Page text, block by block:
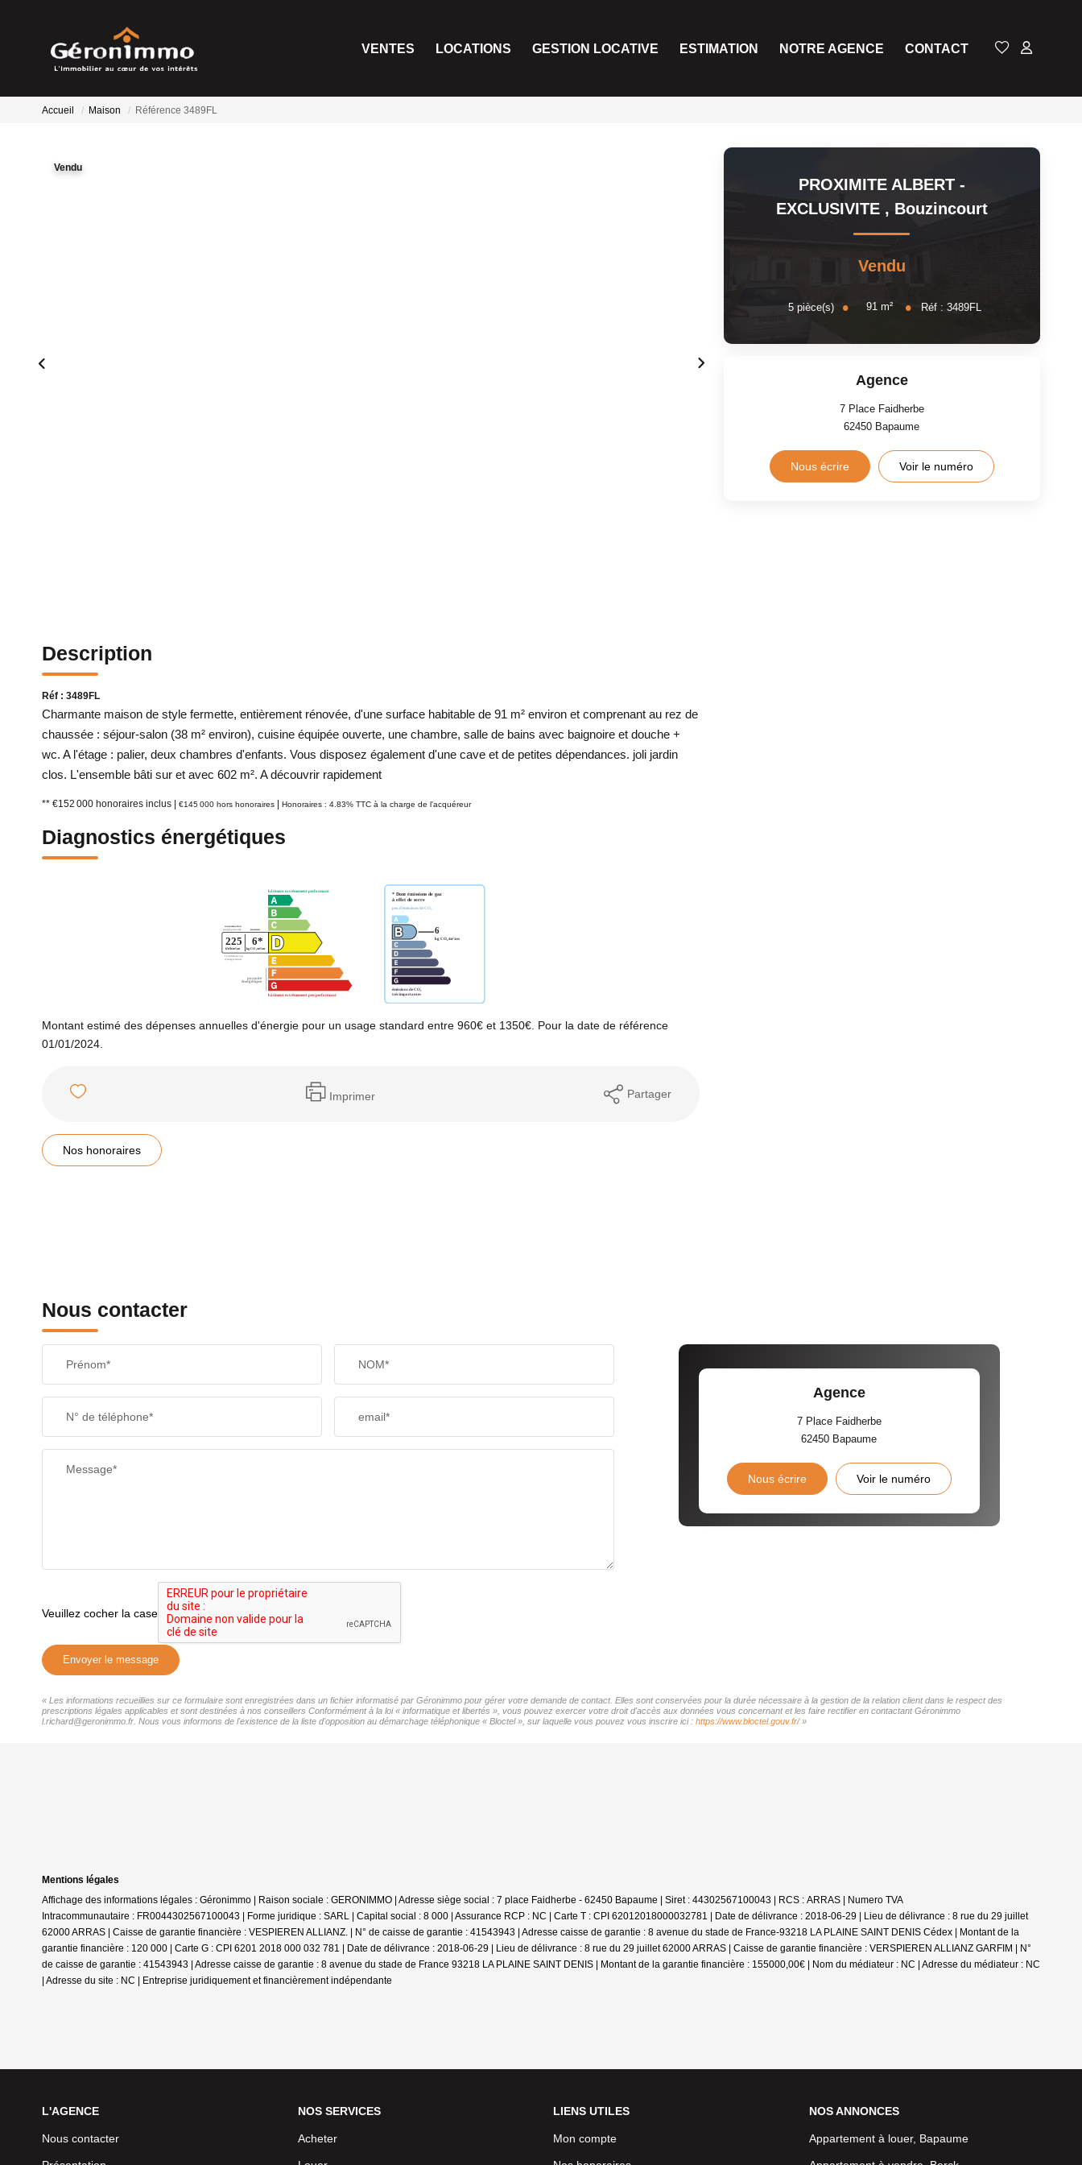
VENTES LOCATIONS GESTION LOCATIVE ESTIMATION NOTRE AGENCE CONTACT
Accueil Maison Référence 3489FL
Vendu
Description
Réf : 3489FL
Charmante maison de style fermette, entièrement rénovée, d'une surface habitable de 91 m² environ et comprenant au rez de
chaussée : séjour-salon (38 m² environ), cuisine équipée ouverte, une chambre, salle de bains avec baignoire et douche +
wc. A l'étage : palier, deux chambres d'enfants. Vous disposez également d'une cave et de petites dépendances. joli jardin
clos. L'ensemble bâti sur et avec 602 m². A découvrir rapidement
** €152 000 honoraires inclus €145 000 hors honoraires Honoraires : 4.83% TTC à la charge de l'acquéreur
Diagnostics énergétiques
Montant estimé des dépenses annuelles d'énergie pour un usage standard entre 960€ et 1350€. Pour la date de référence
01/01/2024.
Imprimer Partager
Nos honoraires
PROXIMITE ALBERT -
EXCLUSIVITE , Bouzincourt
Vendu
5pièce(s) 91m² Réf :3489FL
Agence
7 Place Faidherbe
62450 Bapaume
Nous écrire Voir le numéro
Nous contacter
Prénom* NOM*
N° de téléphone* email*
Message*
Veuillez cocher la case
Envoyer le message
Agence
7 Place Faidherbe
62450 Bapaume
Nous écrire Voir le numéro
« Les informations recueillies sur ce formulaire sont enregistrées dans un fichier informatisé par Géronimmo pour gérer votre demande de contact. Elles sont conservées pour la durée nécessaire à la gestion de la relation client dans le respect des
prescriptions légales applicables et sont destinées à nos conseillers Conformément à la loi « informatique et libertés », vous pouvez exercer votre droit d'accès aux données vous concernant et les faire rectifier en contactant Géronimmo
l.richard@geronimmo.fr. Nous vous informons de l'existence de la liste d'opposition au démarchage téléphonique « Bloctel », sur laquelle vous pouvez vous inscrire ici : https://www.bloctel.gouv.fr/»
Mentions légales
Affichage des informations légales : Géronimmo | Raison sociale : GERONIMMO | Adresse siège social : 7 place Faidherbe - 62450 Bapaume | Siret : 44302567100043 | RCS : ARRAS | Numero TVA
Intracommunautaire : FR0044302567100043 | Forme juridique : SARL | Capital social : 8 000 | Assurance RCP : NC | Carte T : CPI 62012018000032781 | Date de délivrance : 2018-06-29 | Lieu de délivrance : 8 rue du 29 juillet
62000 ARRAS | Caisse de garantie financière : VESPIEREN ALLIANZ. | N° de caisse de garantie : 41543943 | Adresse caisse de garantie : 8 avenue du stade de France-93218 LA PLAINE SAINT DENIS Cédex | Montant de la
garantie financière : 120 000 | Carte G : CPI 6201 2018 000 032 781 | Date de délivrance : 2018-06-29 | Lieu de délivrance : 8 rue du 29 juillet 62000 ARRAS | Caisse de garantie financière : VERSPIEREN ALLIANZ GARFIM | N°
de caisse de garantie : 41543943 | Adresse caisse de garantie : 8 avenue du stade de France 93218 LA PLAINE SAINT DENIS | Montant de la garantie financière : 155000,00€ | Nom du médiateur : NC | Adresse du médiateur : NC
| Adresse du site : NC |
Entreprise juridiquement et financièrement indépendante
L'AGENCE
Nous contacter
NOS SERVICES
Acheter
LIENS UTILES
Mon compte
NOS ANNONCES
Appartement à louer, Bapaume